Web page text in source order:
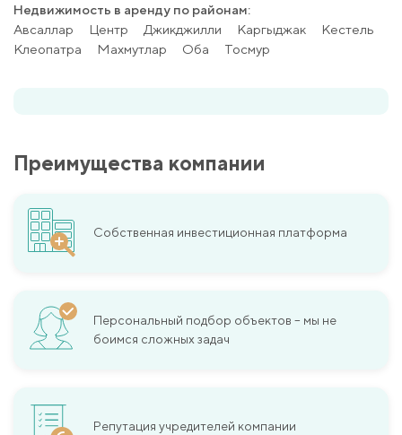
Недвижимость в аренду по районам:
Авсаллар
Центр Джикджилли Каргыджак
Kестель
Клеопатра
Махмутлар Оба Тосмур
Преимущества компании
Собственная инвестиционная платформа
Персональный подбор объектов – мы не
боимся сложных задач
Репутация учредителей компании